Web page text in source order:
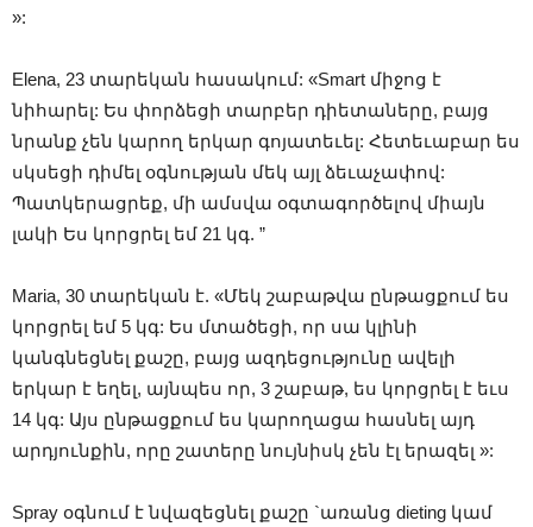
»:
Elena, 23 տարեկան հասակում: «Smart միջոց է
նիհարել: Ես փորձեցի տարբեր դիետաները, բայց
նրանք չեն կարող երկար գոյատեւել: Հետեւաբար ես
սկսեցի դիմել օգնության մեկ այլ ձեւաչափով:
Պատկերացրեք, մի ամսվա օգտագործելով միայն
լակի Ես կորցրել եմ 21 կգ. ”
Maria, 30 տարեկան է. «Մեկ շաբաթվա ընթացքում ես
կորցրել եմ 5 կգ: Ես մտածեցի, որ սա կլինի
կանգնեցնել քաշը, բայց ազդեցությունը ավելի
երկար է եղել, այնպես որ, 3 շաբաթ, ես կորցրել է եւս
14 կգ: Այս ընթացքում ես կարողացա հասնել այդ
արդյունքին, որը շատերը նույնիսկ չեն էլ երազել »:
Spray օգնում է նվազեցնել քաշը `առանց dieting կամ